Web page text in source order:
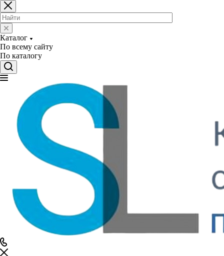
Каталог
По всему сайту
По каталогу